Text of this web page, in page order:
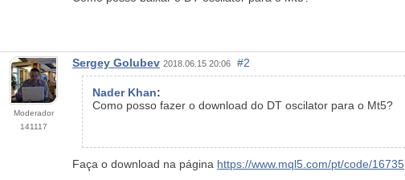
Moderador
141117
Sergey Golubev 2018.06.15 20:06 #2
Nader Khan:
Como posso fazer o download do DT oscilator para o Mt5?
Faça o download na página https://www.mql5.com/pt/code/16735